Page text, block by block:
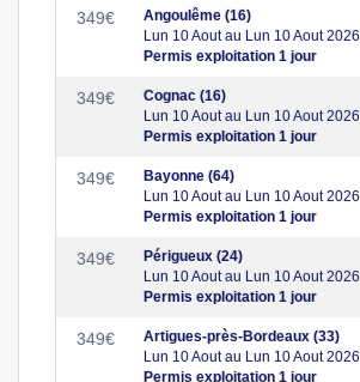
349€
Angoulême (16)
Lun 10 Aout au Lun 10 Aout 2026
Permis exploitation 1 jour
349€
Cognac (16)
Lun 10 Aout au Lun 10 Aout 2026
Permis exploitation 1 jour
349€
Bayonne (64)
Lun 10 Aout au Lun 10 Aout 2026
Permis exploitation 1 jour
349€
Périgueux (24)
Lun 10 Aout au Lun 10 Aout 2026
Permis exploitation 1 jour
349€
Artigues-près-Bordeaux (33)
Lun 10 Aout au Lun 10 Aout 2026
Permis exploitation 1 jour